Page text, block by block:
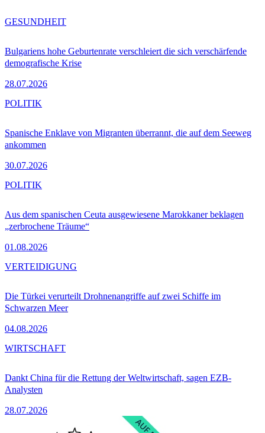
Bulgariens hohe Geburtenrate verschleiert die sich verschärfende
demografische Krise
28.07.2026
GESUNDHEIT
Spanische Enklave von Migranten überrannt, die auf dem Seeweg
ankommen
30.07.2026
POLITIK
Aus dem spanischen Ceuta ausgewiesene Marokkaner beklagen
„zerbrochene Träume“
01.08.2026
POLITIK
Die Türkei verurteilt Drohnenangriffe auf zwei Schiffe im
Schwarzen Meer
04.08.2026
VERTEIDIGUNG
Dankt China für die Rettung der Weltwirtschaft, sagen EZB-
Analysten
28.07.2026
WIRTSCHAFT